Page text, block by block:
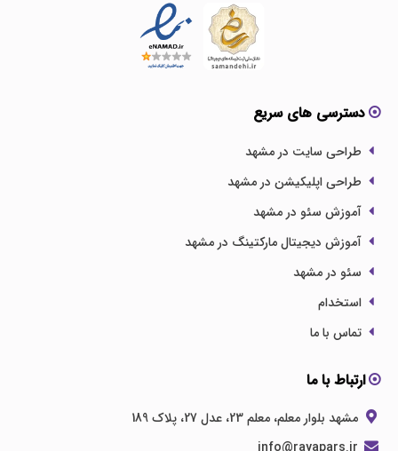
دسترسی های سریع
طراحی سایت در مشهد
طراحی اپلیکیشن در مشهد
آموزش سئو در مشهد
آموزش دیجیتال مارکتینگ در مشهد
سئو در مشهد
استخدام
تماس با ما
ارتباط با ما
مشهد بلوار معلم، معلم 23، عدل 27، پلاک 189